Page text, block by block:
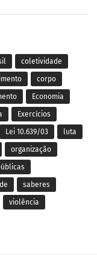
coletividade
corpo
Economia
Exercícios
Lei 10.639/03 luta
organização
saberes
violência